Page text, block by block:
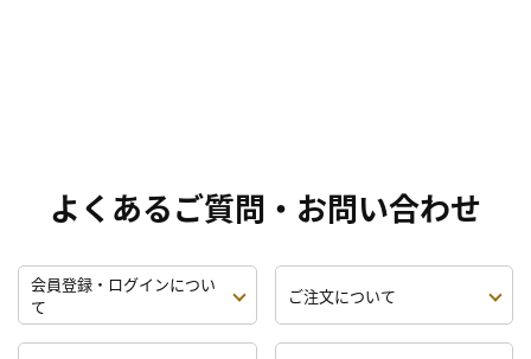
よくあるご質問・お問い合わせ
会員登録・ログインについ
て
ご注文について